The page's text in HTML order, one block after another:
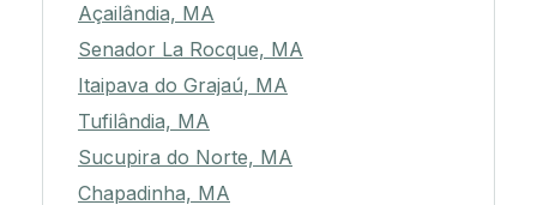
Açailândia, MA
Senador La Rocque, MA
Itaipava do Grajaú, MA
Tufilândia, MA
Sucupira do Norte, MA
Chapadinha, MA